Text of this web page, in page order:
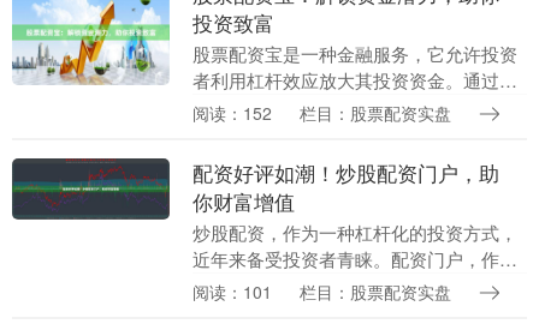
投资致富
股票配资宝是一种金融服务，它允许投资
者利用杠杆效应放大其投资资金。通过向
配资公司借入资金，投资者可以购买更多
的优势在于： ....
阅读：152 栏目：股票配资实盘
配资好评如潮！炒股配资门户，助
你财富增值
炒股配资，作为一种杠杆化的投资方式，
近年来备受投资者青睐。配资门户，作为
连接投资者与配资公司的桥梁，为投资者
阅读：101 栏目：股票配资实盘